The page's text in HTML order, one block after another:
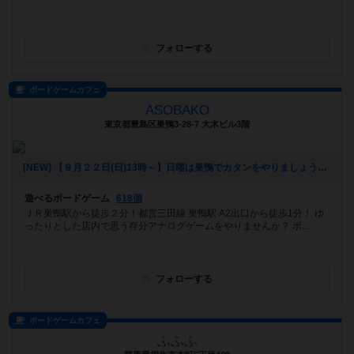
フォローする
ボードゲームカフェ
ASOBAKO
東京都豊島区巣鴨3-28-7 大木ビル3階
[NEW] 【９月２２日(日)13時～】日曜は巣鴨でカタンをやりましょう！【初めての方も大歓迎！】（2019年09月20日 14時43分）
遊べるボードゲーム
618個
ＪＲ巣鴨駅から徒歩２分！都営三田線 巣鴨駅 A2出口から徒歩1分！ ゆ
ったりとした店内で思う存分アナログゲームをやりませんか？ ボ...
フォローする
ボードゲームカフェ
ふふふ